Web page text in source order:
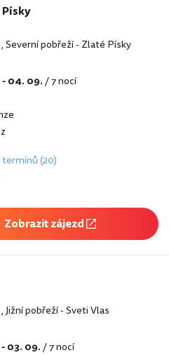
,Severní pobřeží-Zlaté Písky
- 04. 09./ 7 nocí
(20)
Zobrazit zájezd
,Jižní pobřeží-Sveti Vlas
03. 09./ 7 nocí